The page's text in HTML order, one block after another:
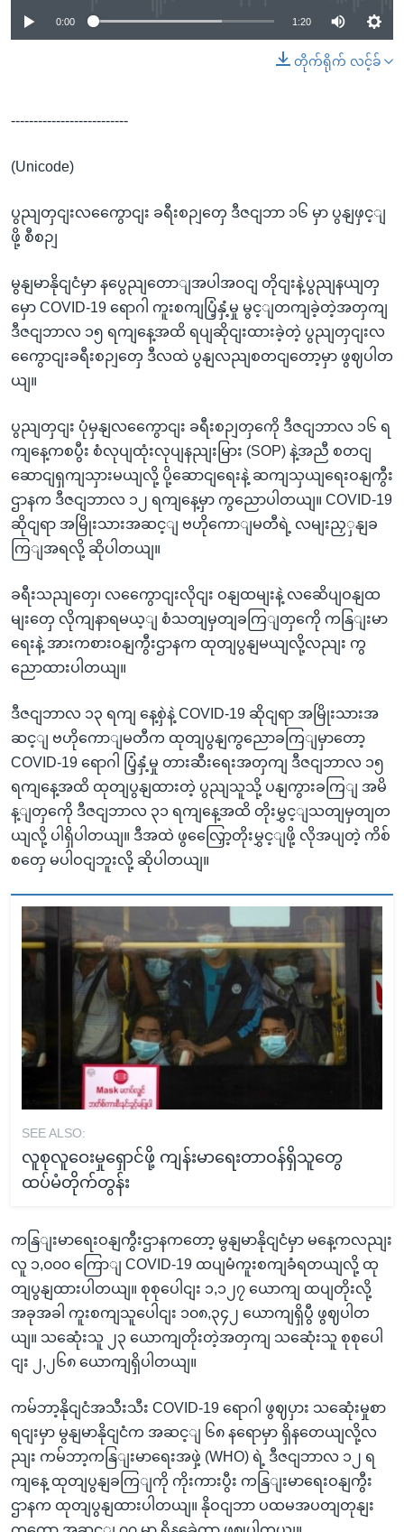
0:00 1:20
တိုက်ရိုက် လင့်ခ်
--------------------------
(Unicode)
ပွညျတှငျးလကွေောငျး ခရီးစဉျတှေ ဒီဇငျဘာ ၁၆ မှာ ပွနျဖှင့ျ
ဖို့ စီစဉျ
မွနျမာနိုငျငံမှာ နပွေညျတောျအပါအဝငျ တိုငျးနဲ့ပွညျနယျတှ
မှော COVID-19 ရောဂါ ကူးစကျပြံ့နှံ့မှု မွင့ျတကျခဲ့တဲ့အတှကျ
ဒီဇငျဘာလ ၁၅ ရကျနေ့အထိ ရပျဆိုငျးထားခဲ့တဲ့ ပွညျတှငျးလ
ကွေောငျးခရီးစဉျတှေ ဒီလထဲ ပွနျလညျစတငျတော့မှာ ဖွဈပါတ
ယျ။
ပွညျတှငျး ပုံမှနျလကွေောငျး ခရီးစဉျတှကေို ဒီဇငျဘာလ ၁၆ ရ
ကျနေ့ကစပွီး စံလုပျထုံးလုပျနညျးမြား (SOP) နဲ့အညီ စတငျ
ဆောငျရှကျသှားမယျလို့ ပို့ဆောငျရေးနဲ့ ဆကျသှယျရေးဝနျကွီး
ဌာနက ဒီဇငျဘာလ ၁၂ ရကျနေ့မှာ ကွညောပါတယျ။ COVID-19
ဆိုငျရာ အမြိုးသားအဆင့ျ ဗဟိုကောျမတီရဲ့ လမျးညှှနျခ
ကြျအရလို့ ဆိုပါတယျ။
ခရီးသညျတှေ၊ လကွေောငျးလိုငျး ဝနျထမျးနဲ့ လဆေိပျဝနျထ
မျးတှေ လိုကျနာရမယ့ျ စံသတျမှတျခကြျတှကေို ကနြျးမာ
ရေးနဲ့ အားကစားဝနျကွီးဌာနက ထုတျပွနျမယျလို့လညျး ကွ
ညောထားပါတယျ။
ဒီဇငျဘာလ ၁၃ ရကျ နေ့စှဲနဲ့ COVID-19 ဆိုငျရာ အမြိုးသားအ
ဆင့ျ ဗဟိုကောျမတီက ထုတျပွနျကွညောခကြျမှာတော့
COVID-19 ရောဂါ ပြံ့နှံ့မှု တားဆီးရေးအတှကျ ဒီဇငျဘာလ ၁၅
ရကျနေ့အထိ ထုတျပွနျထားတဲ့ ပွညျသူသို့ ပနျကွားခကြျ အမိ
န့ျတှကေို ဒီဇငျဘာလ ၃၁ ရကျနေ့အထိ တိုးမွှင့ျသတျမှတျတ
ယျလို့ ပါရှိပါတယျ။ ဒီအထဲ ဖွလြှေော့တိုးမွှင့ျဖို့ လိုအပျတဲ့ ကိစ်
စတှေ မပါဝငျဘူးလို့ ဆိုပါတယျ။
SEE ALSO:
လူစုလူဝေးမှုရှောင်ဖို့ ကျန်းမာရေးတာဝန်ရှိသူတွေ
ထပ်မံတိုက်တွန်း
ကနြျးမာရေးဝနျကွီးဌာနကတော့ မွနျမာနိုငျငံမှာ မနေ့ကလညျး
လူ ၁,၀၀၀ ကြောျ COVID-19 ထပျမံကူးစကျခံရတယျလို့ ထု
တျပွနျထားပါတယျ။ စုစုပေါငျး ၁,၁၂၇ ယောကျ ထပျတိုးလို့
အခုအခါ ကူးစကျသူပေါငျး ၁၀၈,၃၄၂ ယောကျရှိပွီ ဖွဈပါတ
ယျ။ သဆေုံးသူ ၂၃ ယောကျတိုးတဲ့အတှကျ သဆေုံးသူ စုစုပေါ
ငျး ၂,၂၆၈ ယောကျရှိပါတယျ။
ကမ်ဘာ့နိုငျငံအသီးသီး COVID-19 ရောဂါ ဖွဈပှား သဆေုံးမှုစာ
ရငျးမှာ မွနျမာနိုငျငံက အဆင့ျ ၆၈ နရောမှာ ရှိနတေယျလို့လ
ညျး ကမ်ဘာ့ကနြျးမာရေးအဖှဲ့ (WHO) ရဲ့ ဒီဇငျဘာလ ၁၂ ရ
ကျနေ့ ထုတျပွနျခကြျကို ကိုးကားပွီး ကနြျးမာရေးဝနျကွီး
ဌာနက ထုတျပွနျထားပါတယျ။ နိုဝငျဘာ ပထမအပတျတုနျး